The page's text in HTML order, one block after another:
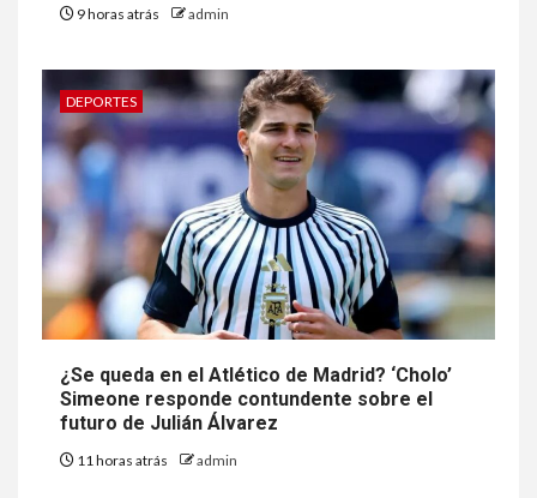
9 horas atrás admin
DEPORTES
¿Se queda en el Atlético de Madrid? ‘Cholo’
Simeone responde contundente sobre el
futuro de Julián Álvarez
11 horas atrás admin